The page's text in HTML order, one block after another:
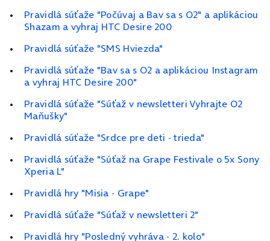
Pravidlá súťaže "Počúvaj a Bav sa s O2" a aplikáciou
Shazam a vyhraj HTC Desire 200
Pravidlá súťaže "SMS Hviezda"
Pravidlá súťaže "Bav sa s O2 a aplikáciou Instagram
a vyhraj HTC Desire 200"
Pravidlá súťaže "Súťaž v newsletteri Vyhrajte O2
Maňušky"
Pravidlá súťaže "Srdce pre deti - trieda"
Pravidlá súťaže "Súťaž na Grape Festivale o 5x Sony
Xperia L"
Pravidlá hry "Misia - Grape"
Pravidlá súťaže "Súťaž v newsletteri 2"
Pravidlá hry "Posledný vyhráva - 2. kolo"